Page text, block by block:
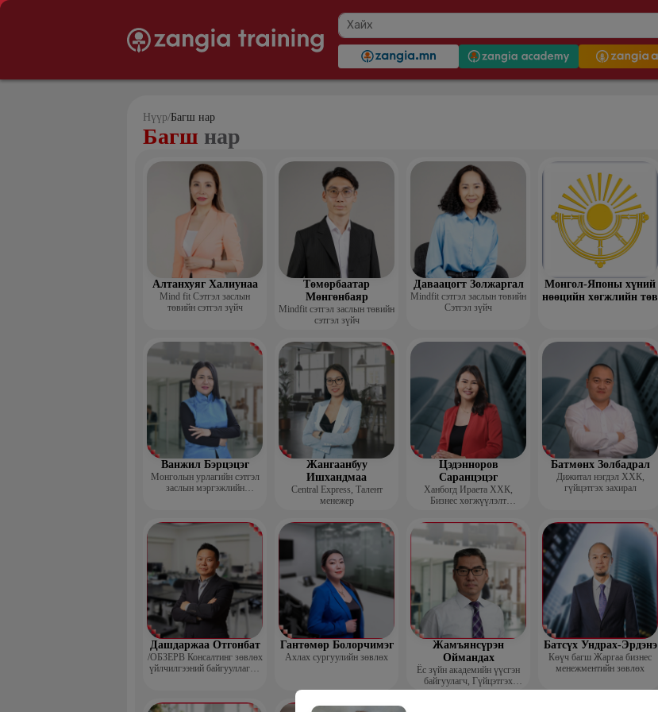
Нүүр/Багш нар
Багш нар
Алтанхуяг Халиунаа
Mind fit Сэтгэл заслын
төвийн сэтгэл зүйч
Төмөрбаатар
Мөнгөнбаяр
Mindfit сэтгэл заслын төвийн
сэтгэл зүйч
Даваацогт Золжаргал
Mindfit сэтгэл заслын төвийн
Сэтгэл зүйч
Монгол-Японы хүний
нөөцийн хөгжлийн төв
Ванжил Бэрцэцэг
Монголын урлагийн сэтгэл
заслын мэргэжлийн
Жангаанбуу
Ишхандмаа
Central Express, Талент
менежер
Цэдэнноров
Саранцэцэг
Ханбогд Ираета ХХК,
Бизнес хөгжүүлэлт
Батмөнх Золбадрал
Дижитал нэгдэл ХХК,
гүйцэтгэх захирал
Дашдаржаа Отгонбат
/ОБЗЕРВ Консалтинг зөвлөх
үйлчилгээний байгууллагын
Гантөмөр Болорчимэг
Ахлах сургуулийн зөвлөх
Жамъянсүрэн
Оймандах
Ёс зүйн академийн үүсгэн
байгуулагч, Гүйцэтгэх
захирал
Батсүх Ундрах-Эрдэнэ
Көүч багш Жаргаа бизнес
менежментийн зөвлөх